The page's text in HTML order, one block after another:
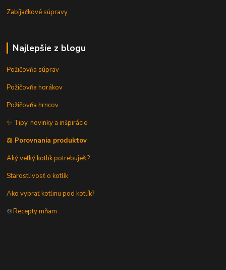
Zabíjačkové súpravy
Najlepšie z blogu
Požičovňa súprav
Požičovňa horákov
Požičovňa hrncov
✨ Tipy, novinky a inšpirácie
⚖️ Porovnania produktov
Aký veľký kotlík potrebuješ ?
Starostlivosť o kotlík
Ako vybrať kotlinu pod kotlík?
🍲Recepty mňam